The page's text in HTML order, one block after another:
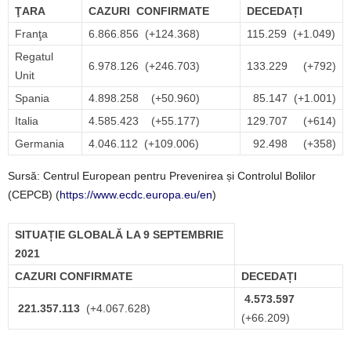
ŢARA CAZURI CONFIRMATE
DECEDAȚI
Franţa
6.866.856 (+124.368)
115.259 (+1.049)
Regatul
Unit
6.978.126 (+246.703) 133.229 (+792)
Spania 4.898.258 (+50.960)
85.147 (+1.001)
Italia
4.585.423 (+55.177)
129.707 (+614)
Germania
4.046.112 (+109.006) 92.498 (+358)
Sursă: Centrul European pentru Prevenirea și Controlul Bolilor
(CEPCB) (https://www.ecdc.europa.eu/en)
SITUAȚIE GLOBALĂ LA 9 SEPTEMBRIE
2021
CAZURI CONFIRMATE
DECEDAȚI
221.357.113 (+4.067.628)
4.573.597
(+66.209)